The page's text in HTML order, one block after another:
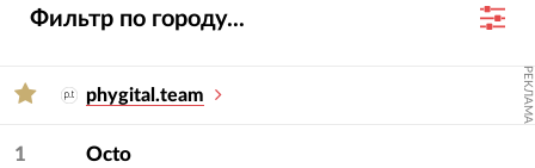
Оценка компаний основана на глубоком анализе
достижений за 2023-2024 гг.
Для подбора подрядчика используйте фильтры
Фильтр по городу...
phygital.team РЕКЛАМА
1 Octo